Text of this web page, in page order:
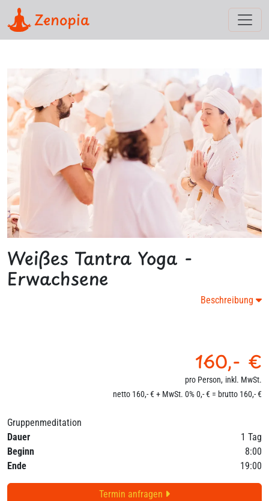
Zenopia
Weißes Tantra Yoga -
Erwachsene
Beschreibung
160,- €
pro Person, inkl. MwSt.
netto 160,- € + MwSt. 0% 0,- € = brutto 160,- €
Gruppenmeditation
Dauer
1 Tag
Beginn
8:00
Ende
19:00
Termin anfragen